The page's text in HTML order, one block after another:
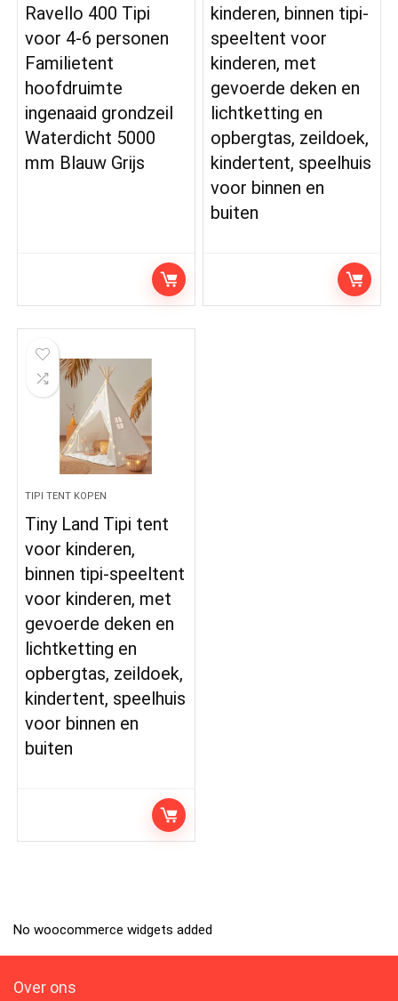
Ravello 400 Tipi
voor 4-6 personen
Familietent
hoofdruimte
ingenaaid grondzeil
Waterdicht 5000
mm Blauw Grijs
kinderen, binnen tipi-
speeltent voor
kinderen, met
gevoerde deken en
lichtketting en
opbergtas, zeildoek,
kindertent, speelhuis
voor binnen en
buiten
TIPI TENT KOPEN
Tiny Land Tipi tent
voor kinderen,
binnen tipi-speeltent
voor kinderen, met
gevoerde deken en
lichtketting en
opbergtas, zeildoek,
kindertent, speelhuis
voor binnen en
buiten
No woocommerce widgets added
Over ons